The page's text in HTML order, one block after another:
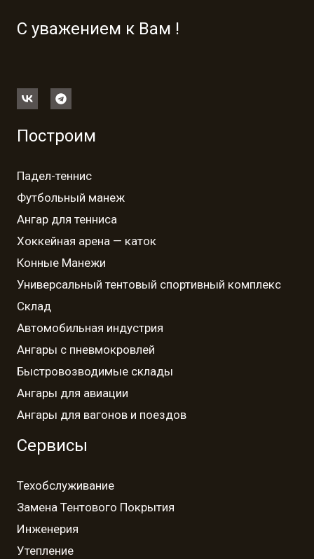
С уважением к Вам !
Построим
Падел-теннис
Футбольный манеж
Ангар для тенниса
Хоккейная арена — каток
Конные Манежи
Универсальный тентовый спортивный комплекс
Склад
Автомобильная индустрия
Ангары с пневмокровлей
Быстровозводимые склады
Ангары для авиации
Ангары для вагонов и поездов
Сервисы
Техобслуживание
Замена Тентового Покрытия
Инженерия
Утепление